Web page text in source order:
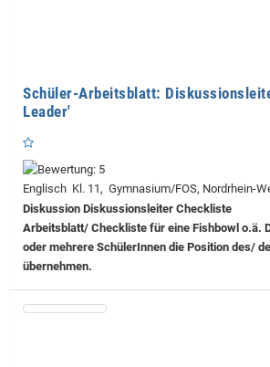
Schüler-Arbeitsblatt:
Leader'
Englisch Kl. 11, Gymnasium/FOS, Nordrhein-
Diskussion Diskussionsleiter Checkliste
Arbeitsblatt/ Checkliste für eine Fishbowl o.ä.
oder mehrere SchülerInnen die Position des/
übernehmen.